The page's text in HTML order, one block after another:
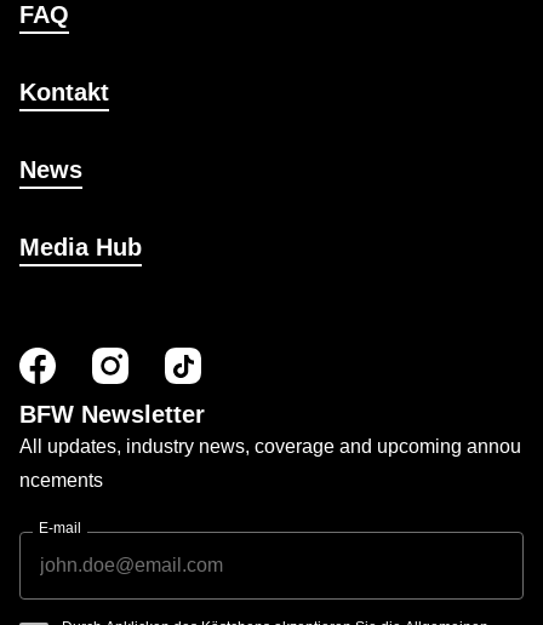
FAQ
Kontakt
News
Media Hub
BFW Newsletter
All updates, industry news, coverage and upcoming annou
ncements
E-mail